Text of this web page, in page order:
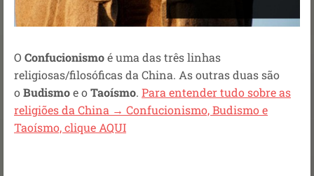
O Confucionismoé uma das três linhas
religiosas/filosóficas da China. As outras duas são
oBudismoe oTaoísmo. Para entender tudo sobre as
religiões da China → Confucionismo, Budismo e
Taoísmo, clique AQUI